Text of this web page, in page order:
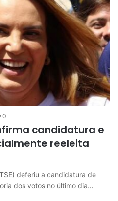
0
candidatura e
reeleita
deferiu a candidatura de
dos votos no último dia…